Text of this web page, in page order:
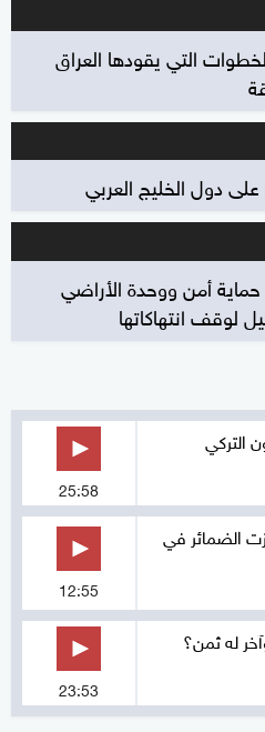
التي يقودها العراق
دول الخليج العربي
أمن ووحدة الأراضي
لوقف انتهاكاتها
التركي
25:58
الضمائر في
12:55
له ثمن؟
23:53